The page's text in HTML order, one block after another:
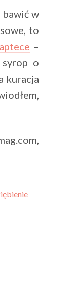
bawić w
to
–
o
kuracja